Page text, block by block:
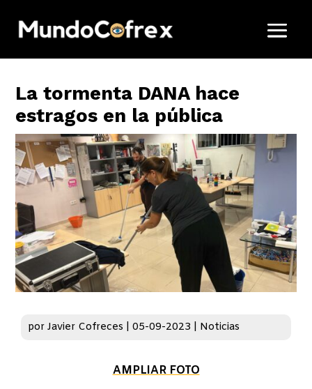
La tormenta DANA hace
estragos en la pública
porJavier Cofreces |05-09-2023 Noticias
AMPLIAR FOTO